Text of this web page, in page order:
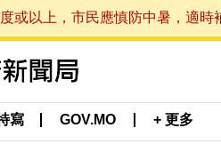
以上，市民應慎防中暑，適
寫 GOV.MO + 更多